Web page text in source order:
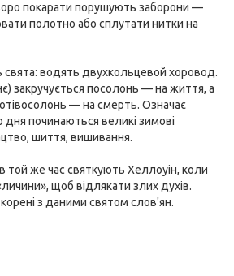
покарати порушують заборони —
полотно або сплутати нитки на
водять двухкольцевой хоровод.
закручується посолонь — на життя, а
— на смерть. Означає
дня починаються великі зимові
шиття, вишивання.
той же час святкують Хеллоуін, коли
щоб відлякати злих духів.
з даними святом слов'ян.